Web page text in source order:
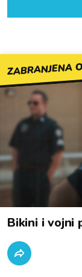
ZABRANJENA
Bikini i vojni